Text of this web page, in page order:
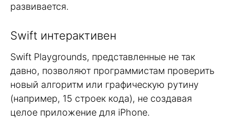
развивается.
Swift интерактивен
Swift Playgrounds, представленные не так
давно, позволяют программистам проверить
новый алгоритм или графическую рутину
(например, 15 строек кода), не создавая
целое приложение для iPhone.